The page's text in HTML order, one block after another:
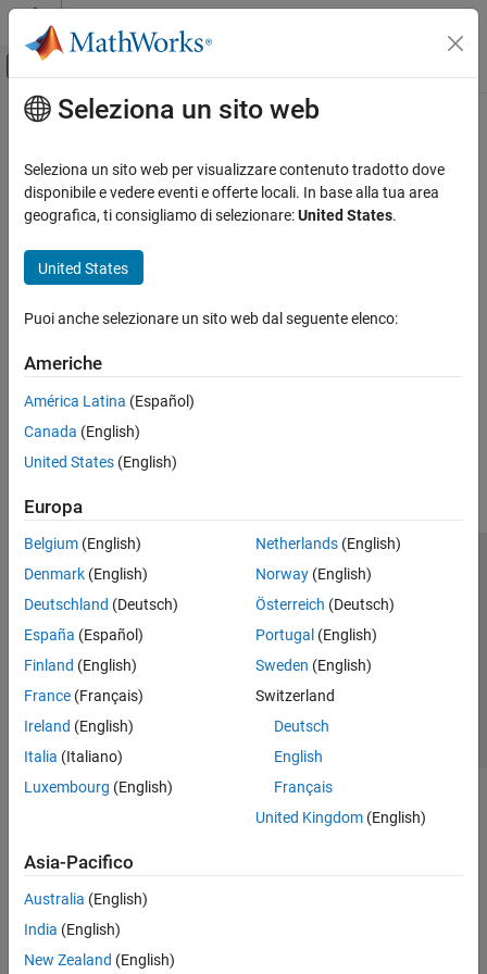
Vai al contenuto
Attiva/disattiva menu di navigazione
Pagina iniziale della documentazione
Categoria
Automated Driving Toolbox
Navigation Toolbox
RoadRunner
RoadRunner Scenario
Toolbox
Robot Modeling
Robot Simulation
Coordinate Transformations
Code Generation
Offroad Autonomy for Heavy Machinery
Robotics System Toolbox Supported
ROS Toolbox
Sensor Fusion and Tracking Toolbox
Contenuto principale
Seleziona un sito web
Seleziona un sito web per visualizzare contenuto tradotto dove
disponibile e vedere eventi e offerte locali. In base alla tua area
geografica, ti consigliamo di selezionare:United States.
United States
Puoi anche selezionare un sito web dal seguente elenco:
Americhe
América Latina (Español)
Canada (English)
United States (English)
Europa
Belgium (English)
Denmark (English)
Deutschland (Deutsch)
España (Español)
Finland (English)
France (Français)
Ireland (English)
Italia (Italiano)
Luxembourg (English)
Netherlands(English)
Norway(English)
Österreich (Deutsch)
Portugal (English)
Sweden (English)
Switzerland
Deutsch
English
Français
United Kingdom(English)
Asia-Pacifico
Australia (English)
India (English)
New Zealand (English)
Centro di fiducia
Informativa sulla privacy
Antipirateria
Stato dell'applicazione
Contatti
© 1994-2026 The MathWorks, Inc.